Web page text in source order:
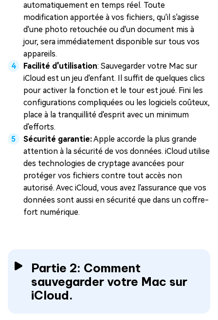
automatiquement en temps réel. Toute
modification apportée à vos fichiers, qu'il s'agisse
d'une photo retouchée ou d'un document mis à
jour, sera immédiatement disponible sur tous vos
appareils.
Facilité d'utilisation: Sauvegarder votre Mac sur
iCloud est un jeu d'enfant. Il suffit de quelques clics
pour activer la fonction et le tour est joué. Fini les
configurations compliquées ou les logiciels coûteux,
place à la tranquillité d'esprit avec un minimum
d'efforts.
Sécurité garantie:Apple accorde la plus grande
attention à la sécurité de vos données. iCloud utilise
des technologies de cryptage avancées pour
protéger vos fichiers contre tout accès non
autorisé. Avec iCloud, vous avez l'assurance que vos
données sont aussi en sécurité que dans un coffre-
fort numérique.
Partie 2: Comment
sauvegarder votre Mac sur
iCloud.